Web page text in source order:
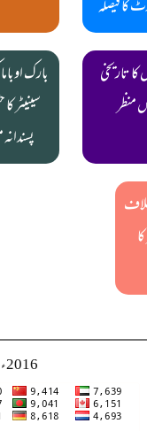
کا فیصلہ
تاریخی
منظر
بارک
سینیٹر
2016ء سے